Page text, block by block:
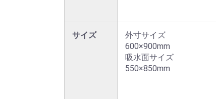
サイズ
外寸サイズ
600×900mm
吸水面サイズ
550×850mm